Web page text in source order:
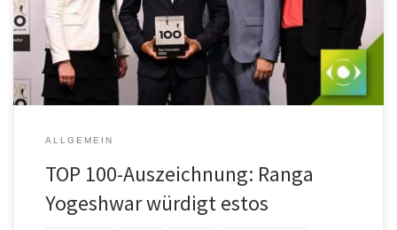
die am Jahresanfang das TOP 100-Siegel erhalten haben. Der
Wissenschaftsjournalist begleitet den zum 30. Mal ausgetragenen
Innovationswettbewerb […]
ALLGEMEIN
TOP 100-Auszeichnung: Ranga
Yogeshwar würdigt estos